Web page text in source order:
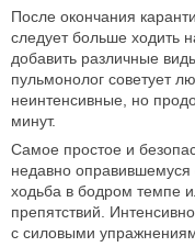
После окончания
следует больше ходить
добавить различные
пульмонолог советует
неинтенсивные, но
минут.
Самое простое и
недавно оправившемуся
ходьба в бодром темпе
препятствий.
с силовыми